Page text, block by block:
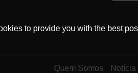
Quem Somos Notícia
to provide you with the best